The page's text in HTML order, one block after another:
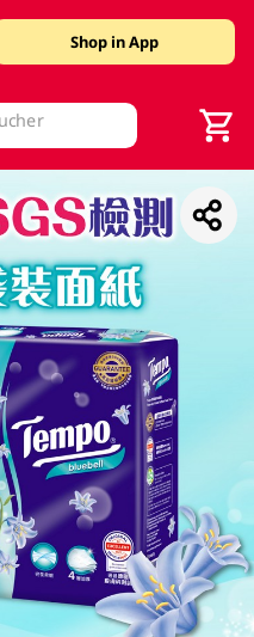
Shop in App